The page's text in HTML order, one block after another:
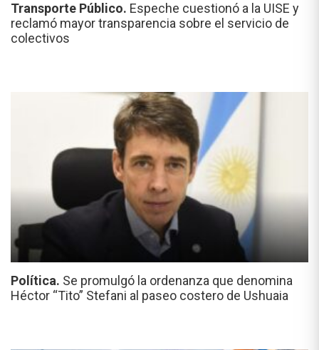
Transporte Público. Espeche cuestionó a la UISE y
reclamó mayor transparencia sobre el servicio de
colectivos
Política. Se promulgó la ordenanza que denomina
Héctor “Tito” Stefani al paseo costero de Ushuaia